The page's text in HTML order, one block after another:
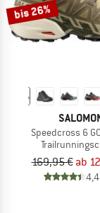
bis 26%
Speedcross 6
169,95 € ab
4,4